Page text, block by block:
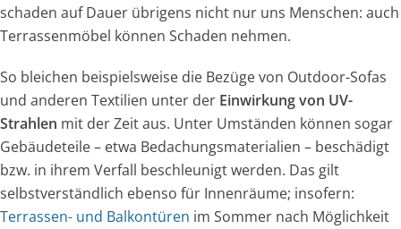
schaden auf Dauer übrigens nicht nur uns Menschen: auch
Terrassenmöbel können Schaden nehmen.
So bleichen beispielsweise die Bezüge von Outdoor-Sofas
und anderen Textilien unter der Einwirkung von UV-
Strahlen mit der Zeit aus. Unter Umständen können sogar
Gebäudeteile – etwa Bedachungsmaterialien – beschädigt
bzw. in ihrem Verfall beschleunigt werden. Das gilt
selbstverständlich ebenso für Innenräume; insofern:
Terrassen- und Balkontüren im Sommer nach Möglichkeit